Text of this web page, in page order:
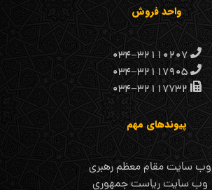
واحد فروش
۰۳۴-۳۲۱۱۰۲۰۷
۰۳۴-۳۲۱۱۷۹۰۵
۰۳۴-۳۲۱۱۷۷۳۲
پیوندهای مهم
وب سایت مقام معظم رهبری
وب سایت ریاست جمهوری